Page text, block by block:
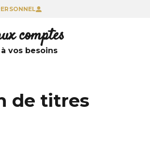
comptes
vos besoins
de titres